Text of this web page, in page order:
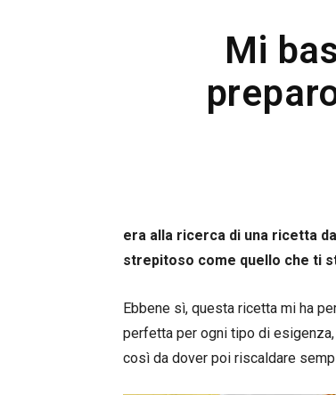
Mi
era alla ricerca di una ricetta
strepitoso come quello che ti
Ebbene sì, questa ricetta mi ha
perfetta per ogni tipo di
così da dover poi riscaldare